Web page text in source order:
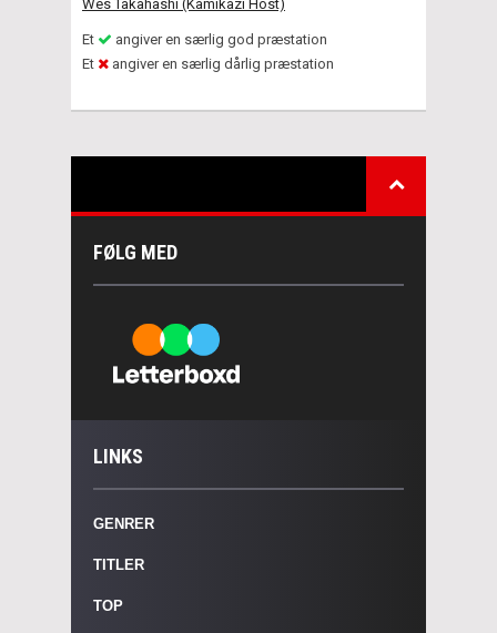
Wes Takahashi (Kamikazi Host)
Et
angiver en særlig god præstation
Et
angiver en særlig dårlig præstation
FØLG MED
LINKS
GENRER
TITLER
TOP